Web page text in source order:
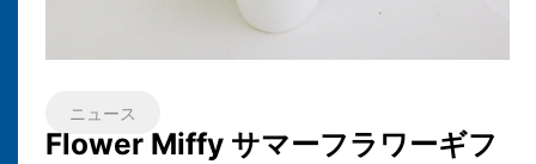
ニュース
Flower Miffy サマーフラワーギフ